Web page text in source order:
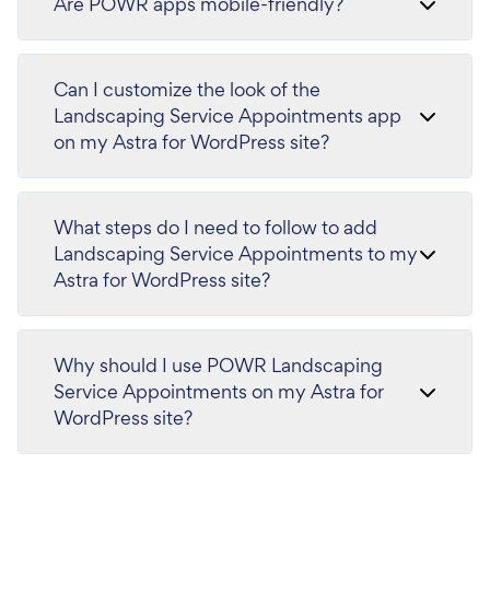
Can I customize the look of the
Landscaping Service Appointments app
on my Astra for WordPress site?
What steps do I need to follow to add
Landscaping Service Appointments to my
Astra for WordPress site?
Why should I use POWR Landscaping
Service Appointments on my Astra for
WordPress site?